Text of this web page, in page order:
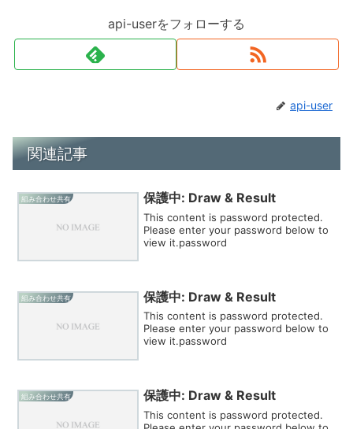
api-userをフォローする
api-user
関連記事
組み合わせ共有 保護中: Draw & Result
This content is password protected.
Please enter your password below to
view it.password
組み合わせ共有 保護中: Draw & Result
This content is password protected.
Please enter your password below to
view it.password
組み合わせ共有 保護中: Draw & Result
This content is password protected.